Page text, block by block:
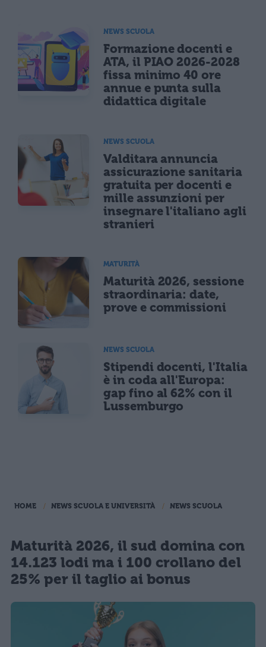
NEWS SCUOLA
Formazione docenti e
ATA, il PIAO 2026-2028
fissa minimo 40 ore
annue e punta sulla
didattica digitale
NEWS SCUOLA
Valditara annuncia
assicurazione sanitaria
gratuita per docenti e
mille assunzioni per
insegnare l'italiano agli
stranieri
MATURITÀ
Maturità 2026, sessione
straordinaria: date,
prove e commissioni
NEWS SCUOLA
Stipendi docenti, l'Italia
è in coda all'Europa:
gap fino al 62% con il
Lussemburgo
HOME NEWS SCUOLA E UNIVERSITÀ NEWS SCUOLA
Maturità 2026, il sud domina con
14.123 lodi ma i 100 crollano del
25% per il taglio ai bonus